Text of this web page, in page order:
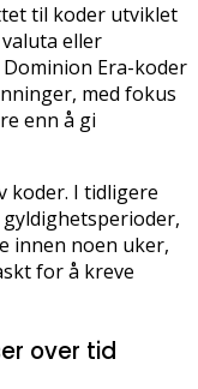
til koder utviklet
eller
Era-koder
med fokus
enn å gi
koder. I tidligere
innen noen uker,
for å kreve
over tid